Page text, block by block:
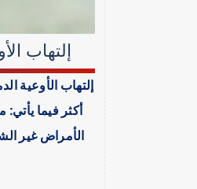
إلتهاب
إلتهاب الأوعية
أكثر فيما
الأمراض غير